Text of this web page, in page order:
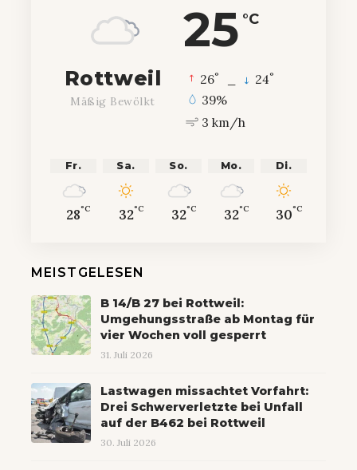
25 °C
Rottweil
Mäßig Bewölkt
26° 24°
39%
3 km/h
Fr.
28°C
Sa.
32°C
So.
32°C
Mo.
32°C
Di.
30°C
MEISTGELESEN
B 14/B 27 bei Rottweil:
Umgehungsstraße ab Montag für
vier Wochen voll gesperrt
31. Juli 2026
Lastwagen missachtet Vorfahrt:
Drei Schwerverletzte bei Unfall
auf der B462 bei Rottweil
30. Juli 2026